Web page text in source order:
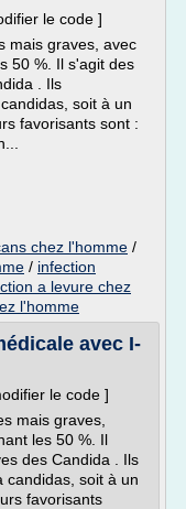
le code ]
mais graves, avec
50 %. Il s'agit des
. Ils
soit à un
favorisants sont :
chez l'homme /
/ infection
a levure chez
l'homme
avec I-
le code ]
mais graves,
les 50 %. Il
des Candida . Ils
candidas, soit à un
favorisants